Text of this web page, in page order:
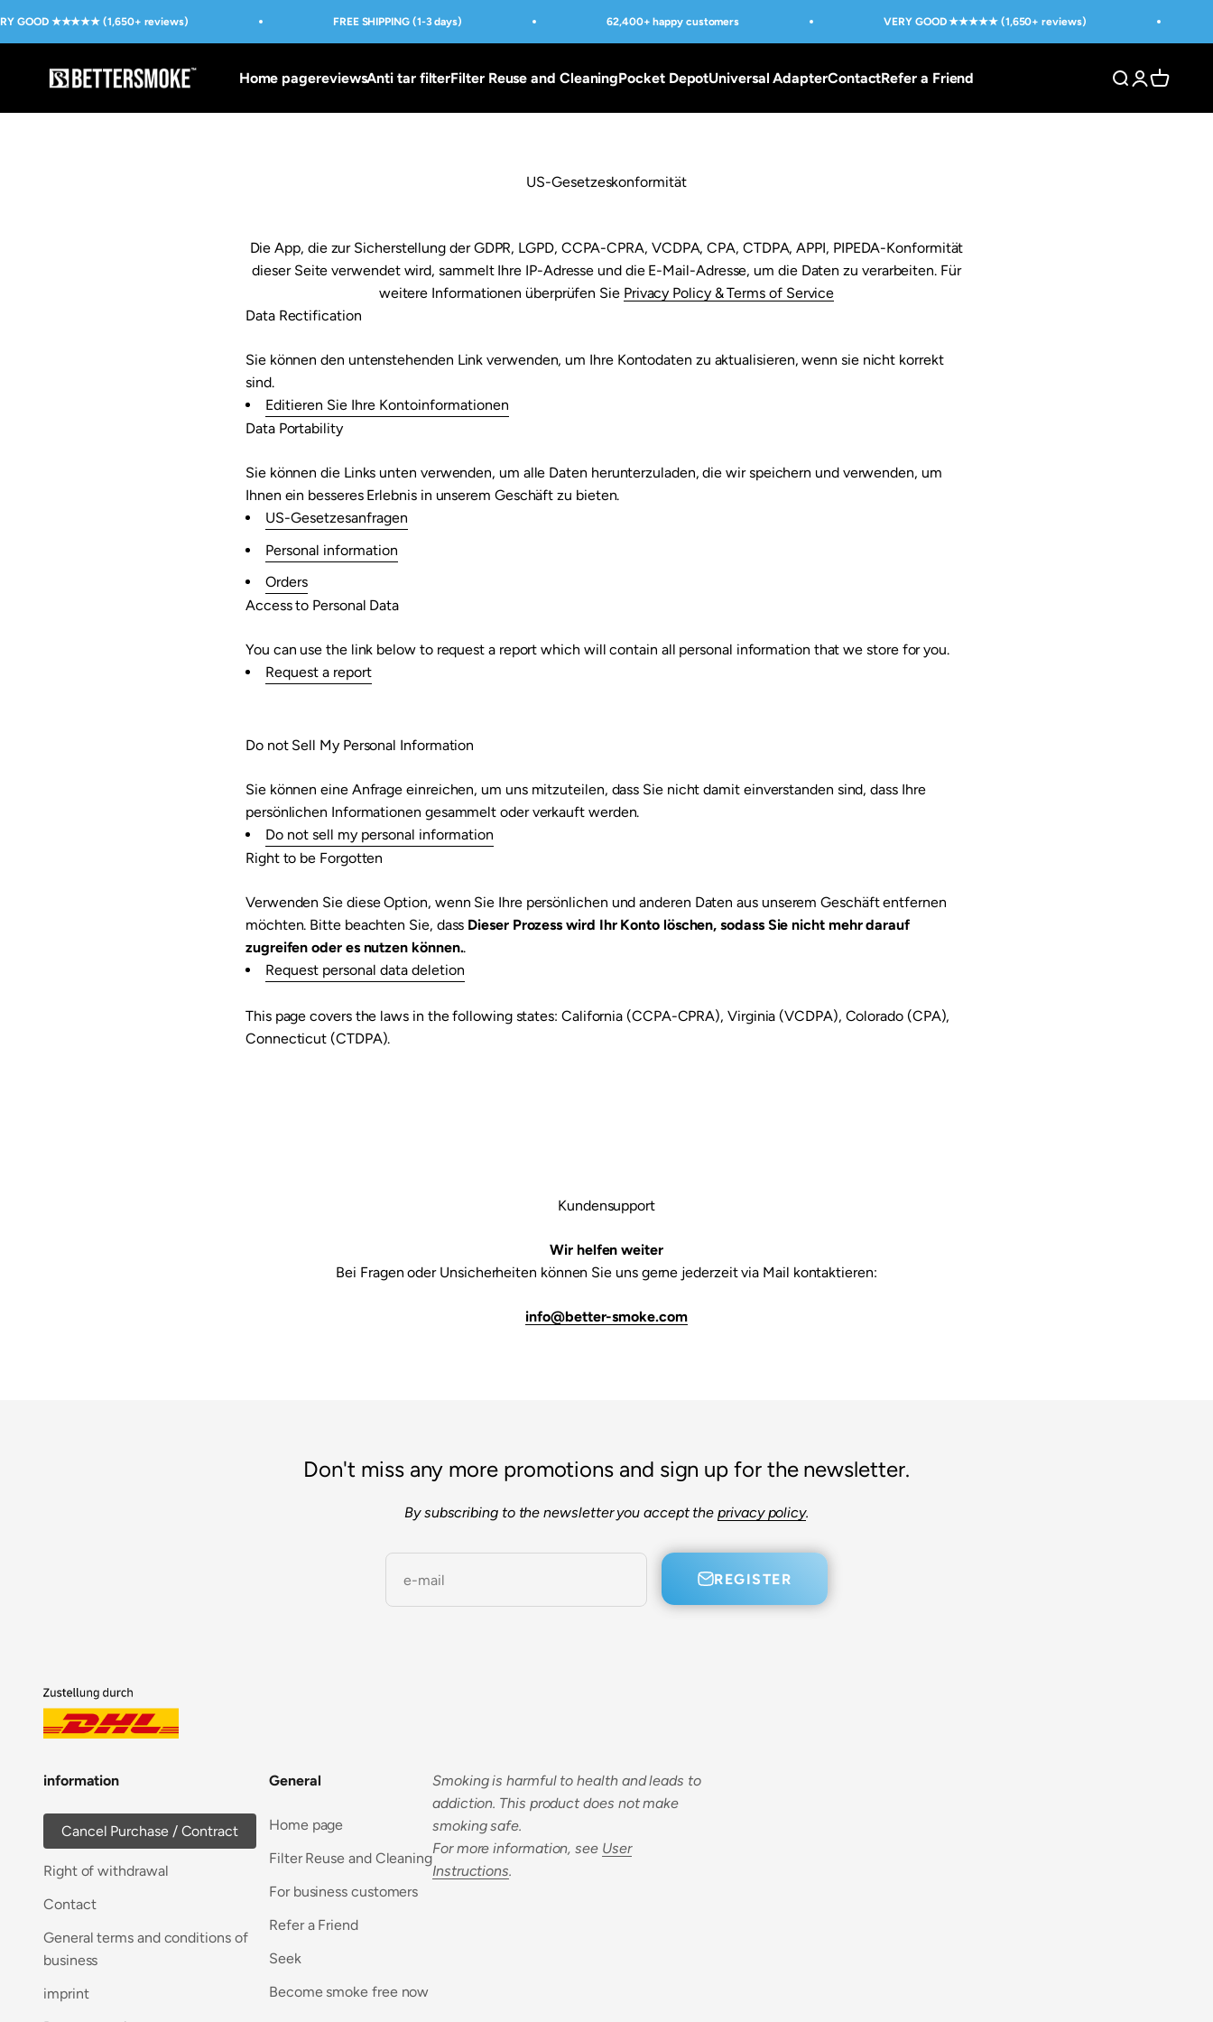
GOOD ★★★★★ (1,650+ reviews) FREE SHIPPING (1-3 days) 62,400+ happy customers VERY GOOD ★★★★★ (1,650+ reviews)
Home pagereviewsAnti tar filterFilter Reuse and CleaningPocket DepotUniversal AdapterContactRefer a Friend
BetterSmoke™ Open search
OpenOpen
US-Gesetzeskonformität
Die App, die zur Sicherstellung der GDPR, LGPD, CCPA-CPRA, VCDPA, CPA, CTDPA, APPI, PIPEDA-Konformität
dieser Seite verwendet wird, sammelt Ihre IP-Adresse und die E-Mail-Adresse, um die Daten zu verarbeiten. Für
weitere Informationen überprüfen Sie Privacy Policy & Terms of Service
Data Rectification
Sie können den untenstehenden Link verwenden, um Ihre Kontodaten zu aktualisieren, wenn sie nicht korrekt
sind.
Editieren Sie Ihre Kontoinformationen
Data Portability
Sie können die Links unten verwenden, um alle Daten herunterzuladen, die wir speichern und verwenden, um
Ihnen ein besseres Erlebnis in unserem Geschäft zu bieten.
US-Gesetzesanfragen
Personal information
Orders
Access to Personal Data
You can use the link below to request a report which will contain all personal information that we store for you.
Request a report
Do not Sell My Personal Information
Sie können eine Anfrage einreichen, um uns mitzuteilen, dass Sie nicht damit einverstanden sind, dass Ihre
persönlichen Informationen gesammelt oder verkauft werden.
Do not sell my personal information
Right to be Forgotten
Verwenden Sie diese Option, wenn Sie Ihre persönlichen und anderen Daten aus unserem Geschäft entfernen
möchten. Bitte beachten Sie, dass Dieser Prozess wird Ihr Konto löschen, sodass Sie nicht mehr darauf
zugreifen oder es nutzen können..
Request personal data deletion
This page covers the laws in the following states: California (CCPA-CPRA), Virginia (VCDPA), Colorado (CPA),
Connecticut (CTDPA).
Kundensupport
Wir helfen weiter
Bei Fragen oder Unsicherheiten können Sie uns gerne jederzeit via Mail kontaktieren:
info@better-smoke.com
Don't miss any more promotions and sign up for the newsletter.
By subscribing to the newsletter you accept theprivacy policy.
e-mail REGISTER
information
Cancel Purchase / Contract
Right of withdrawal
Contact
General terms and conditions of
business
imprint
General
Home page
Filter Reuse and Cleaning
For business customers
Refer a Friend
Seek
Become smoke free now
Smoking is harmful to health and leads to
addiction. This product does not make
smoking safe.
For more information, see User
Instructions.